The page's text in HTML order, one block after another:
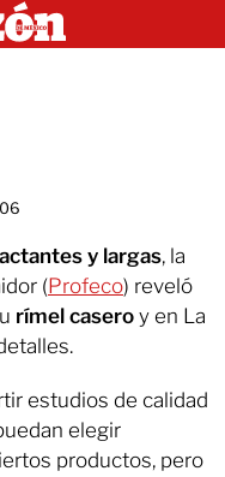
y largas, la
(Profeco) reveló
rímel casero y en La
estudios de calidad
elegir
productos, pero